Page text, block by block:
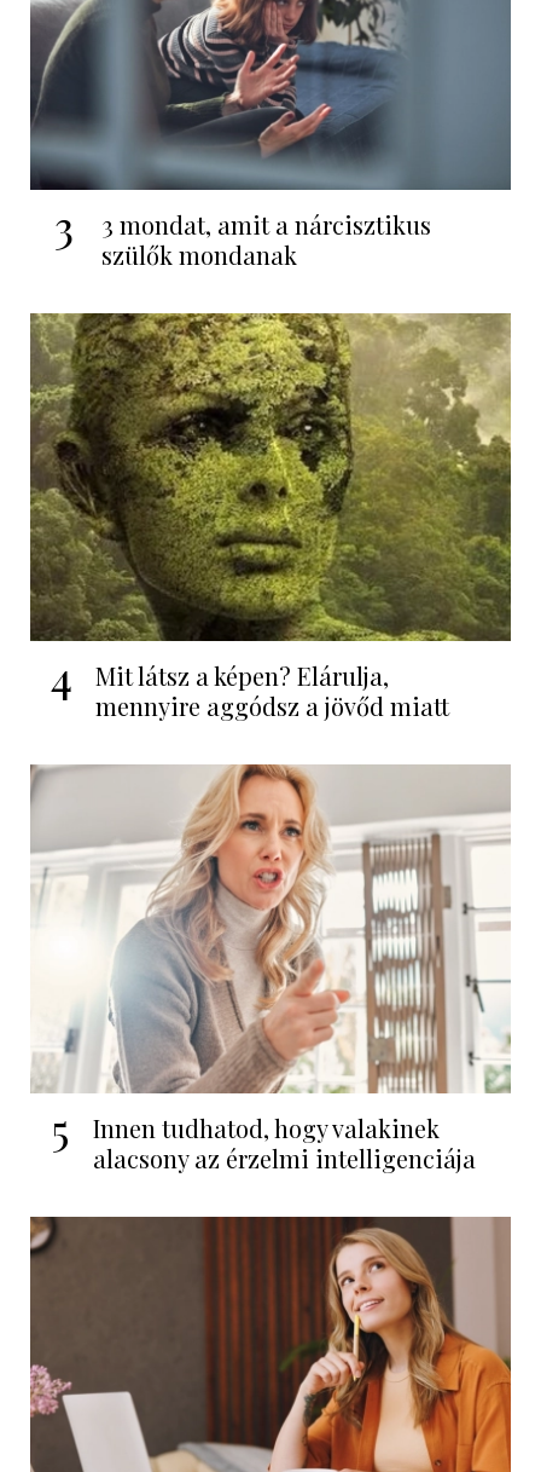
3
3 mondat, amit a nárcisztikus
szülők mondanak
4
Mit látsz a képen? Elárulja,
mennyire aggódsz a jövőd miatt
5
Innen tudhatod, hogy valakinek
alacsony az érzelmi intelligenciája